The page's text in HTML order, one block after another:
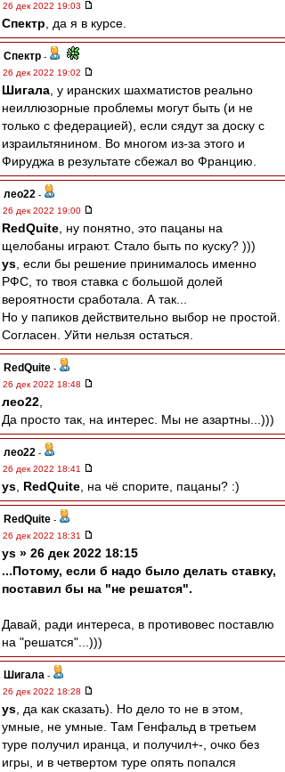
26 дек 2022 19:03
Спектр , да я в курсе.
Спектр -
26 дек 2022 19:02
Шигала , у иранских шахматистов реально
неиллюзорные проблемы могут быть (и не
только с федерацией), если сядут за доску с
израильтянином. Во многом из-за этого и
Фируджа в результате сбежал во Францию.
лео22 -
26 дек 2022 19:00
RedQuite , ну понятно, это пацаны на
щелобаны играют. Стало быть по куску? )))
ys , если бы решение принималось именно
РФС, то твоя ставка с большой долей
вероятности сработала. А так...
Но у папиков действительно выбор не простой.
Согласен. Уйти нельзя остаться.
RedQuite -
26 дек 2022 18:48
лео22
Да просто так, на интерес. Мы не азартны...)))
лео22 -
26 дек 2022 18:41
ys RedQuite , на чё спорите, пацаны? :)
RedQuite -
26 дек 2022 18:31
ys » 26 дек 2022 18:15
...Потому, если б надо было делать ставку,
поставил бы на "не решатся".
Давай, ради интереса, в противовес поставлю
на "решатся"...)))
Шигала -
26 дек 2022 18:28
ys , да как сказать). Но дело то не в этом,
умные, не умные. Там Генфальд в третьем
туре получил иранца, и получил+-, очко без
игры, и в четвертом туре опять попался